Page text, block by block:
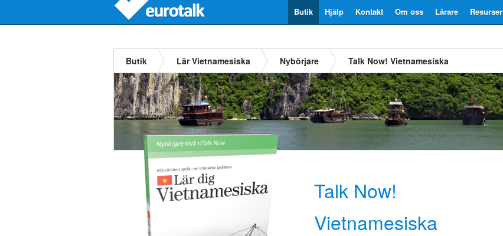
Resurser
Lärare
Om oss
Kontakt
Hjälp
Butik
Butik Lär Vietnamesiska Nybörjare Talk Now! Vietnamesiska
Talk Now!
Vietnamesiska